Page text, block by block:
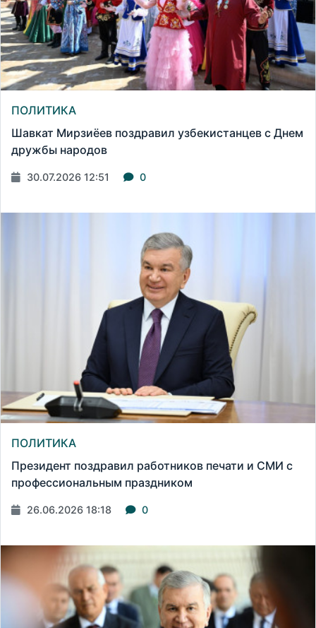
ПОЛИТИКА
Шавкат Мирзиёев поздравил узбекистанцев с Днем
дружбы народов
30.07.2026 12:51 0
ПОЛИТИКА
Президент поздравил работников печати и СМИ с
профессиональным праздником
26.06.2026 18:18 0